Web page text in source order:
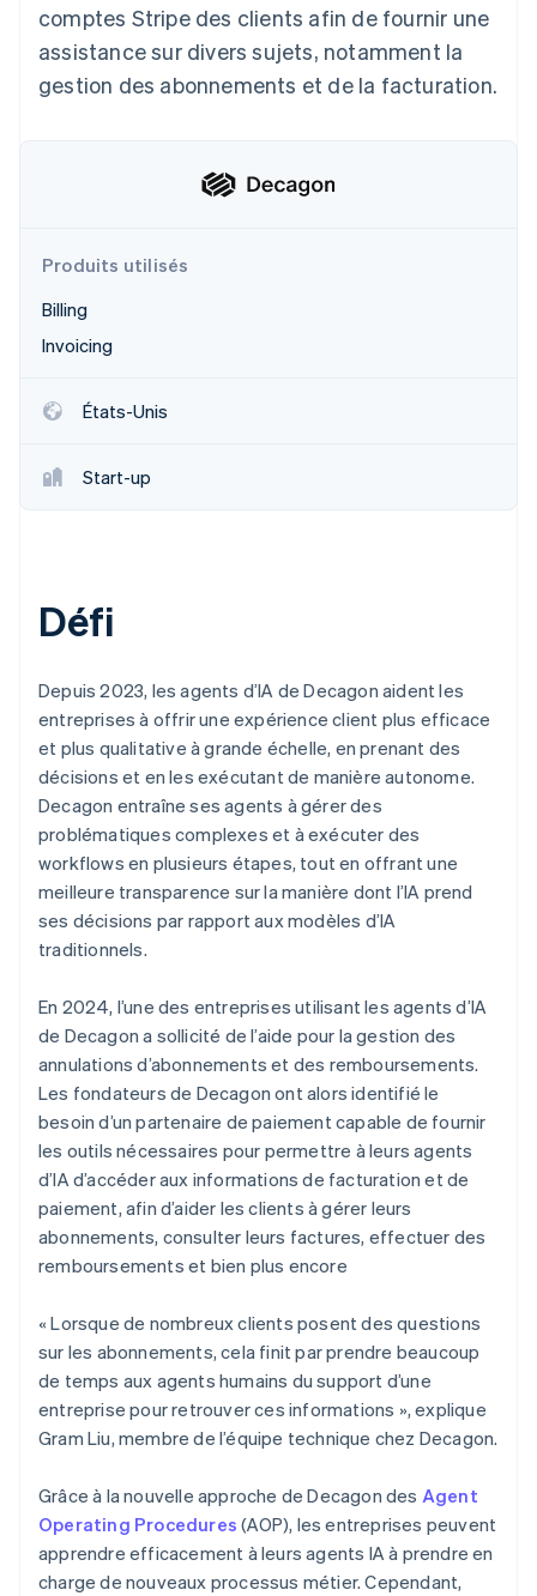
Découvrez les prochaines évolutions
Radar
Prévention de la fraude
Élimination du carbone
Découvrez comment Stripe construit l’infrastructure
Commerce en ligne
Stripe App Marketplace
comptes Stripe des clients afin de fournir une
assistance sur divers sujets, notamment la
gestion des abonnements et de la facturation.
Produits utilisés
Billing
Invoicing
États-Unis
Start-up
Défi
Depuis 2023, les agents d’IA de Decagon aident les
entreprises à offrir une expérience client plus efficace
et plus qualitative à grande échelle, en prenant des
décisions et en les exécutant de manière autonome.
Decagon entraîne ses agents à gérer des
problématiques complexes et à exécuter des
workflows en plusieurs étapes, tout en offrant une
meilleure transparence sur la manière dont l’IA prend
ses décisions par rapport aux modèles d’IA
traditionnels.
En 2024, l’une des entreprises utilisant les agents d’IA
de Decagon a sollicité de l’aide pour la gestion des
annulations d’abonnements et des remboursements.
Les fondateurs de Decagon ont alors identifié le
besoin d’un partenaire de paiement capable de fournir
les outils nécessaires pour permettre à leurs agents
d’IA d’accéder aux informations de facturation et de
paiement, afin d’aider les clients à gérer leurs
abonnements, consulter leurs factures, effectuer des
remboursements et bien plus encore
« Lorsque de nombreux clients posent des questions
sur les abonnements, cela finit par prendre beaucoup
de temps aux agents humains du support d’une
entreprise pour retrouver ces informations », explique
Gram Liu, membre de l’équipe technique chez Decagon.
Grâce à la nouvelle approche de Decagon des Agent
Operating Procedures (AOP), les entreprises peuvent
apprendre efficacement à leurs agents IA à prendre en
charge de nouveaux processus métier. Cependant,